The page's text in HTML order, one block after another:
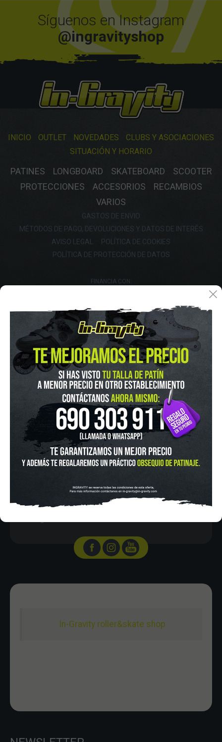
Síguenos en Instagram
@ingravityshop
INICIO OUTLET NOVEDADES
CLUBS Y ASOCIACIONES
SITUACIÓN Y HORARIO
PATINES LONGBOARD SKATEBOARD
SCOOTER
PROTECCIONES
ACCESORIOS
RECAMBIOS
VARIOS
GASTOS DE ENVIO
MÉTODOS DE PAGO, DEVOLUCIONES Y DATOS DE INTERÉS
AVISO LEGAL
POLÍTICA DE COOKIES
POLÍTICA DE PROTECCIÓN DE DATOS
FINANCIA CON:
In-Gravity roller&skate shop
IN-GRAVITY MADRID RETIRO
Pza. Mariano de Cavia, 2
Tel.:915 524 553
Lunes a Viernes de 12:00 - 20:30
Sabado De 10:00 - 20:30